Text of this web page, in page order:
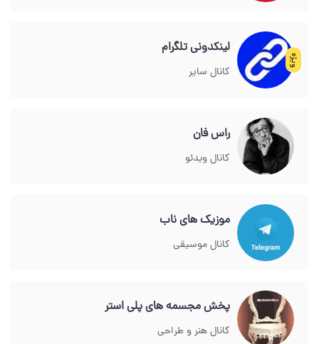
ویژه
لینکدونی تلگرام
کانال سایر
راس فان
کانال ویدئو
موزیک های ناب
کانال موسیقی
پخش مجسمه های پلی استر
کانال هنر و طراحی